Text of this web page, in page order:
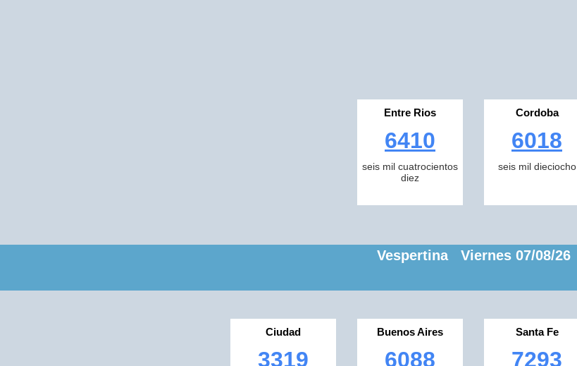
Entre Rios
6410
seis mil cuatrocientos
diez
Cordoba
6018
seis mil dieciocho
Vespertina Viernes 07/08/26
Ciudad
3319
Buenos Aires
6088
Santa Fe
7293